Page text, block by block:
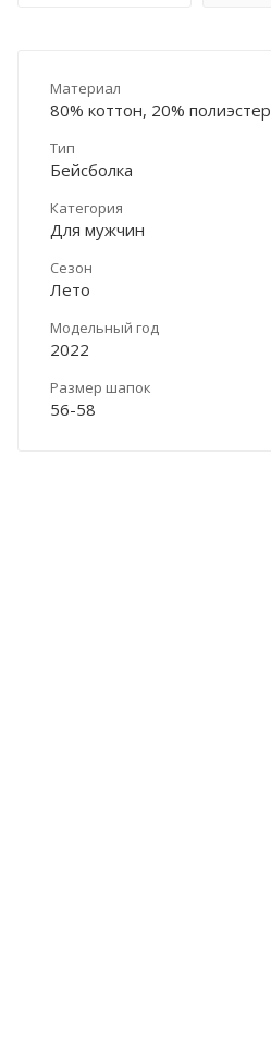
Материал
80% коттон, 20% полиэстер
Тип
Бейсболка
Категория
Для мужчин
Сезон
Лето
Модельный год
2022
Размер шапок
56-58